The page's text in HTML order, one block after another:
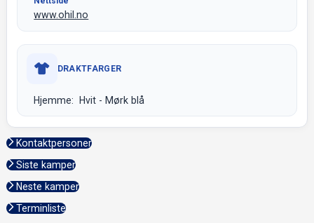
www.ohil.no
DRAKTFARGER
Hjemme: Hvit - Mørk blå
Kontaktpersoner
Siste kamper
Neste kamper
Terminliste